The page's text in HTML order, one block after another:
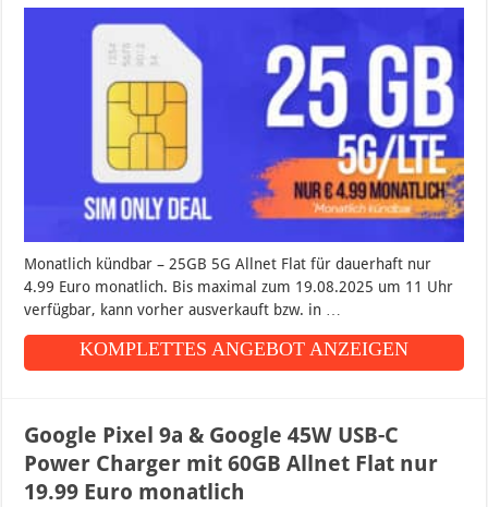
Monatlich kündbar – 25GB 5G Allnet Flat für dauerhaft nur
4.99 Euro monatlich. Bis maximal zum 19.08.2025 um 11 Uhr
verfügbar, kann vorher ausverkauft bzw. in …
KOMPLETTES ANGEBOT ANZEIGEN
Google Pixel 9a & Google 45W USB-C
Power Charger mit 60GB Allnet Flat nur
19.99 Euro monatlich